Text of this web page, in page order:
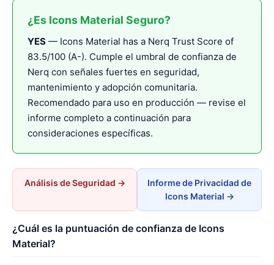
¿Es Icons Material Seguro?
YES — Icons Material has a Nerq Trust Score of
83.5/100 (A-). Cumple el umbral de confianza de
Nerq con señales fuertes en seguridad,
mantenimiento y adopción comunitaria.
Recomendado para uso en producción — revise el
informe completo a continuación para
consideraciones específicas.
Análisis de Seguridad →
Informe de Privacidad de
Icons Material →
¿Cuál es la puntuación de confianza de Icons
Material?